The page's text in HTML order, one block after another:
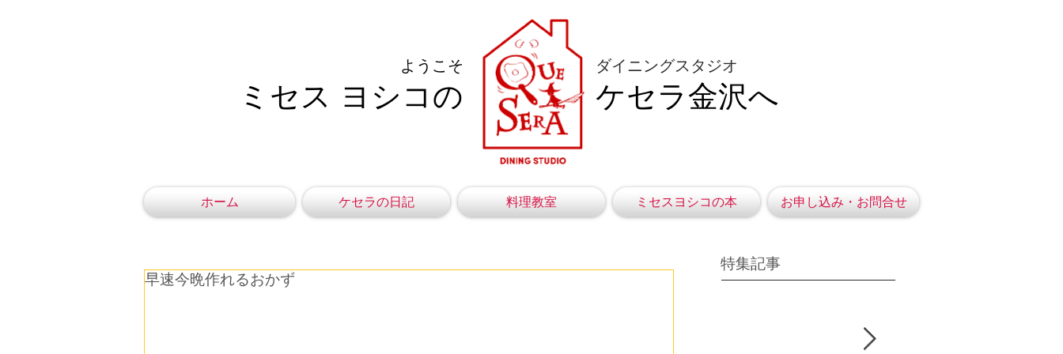
ようこそ
ミセス ヨシコの
ダイニングスタジオ
ケセラ金沢へ
ホーム ケセラの日記 料理教室 ミセスヨシコの本 お申し込み・お問合せ
早速今晩作れるおかず
特集記事